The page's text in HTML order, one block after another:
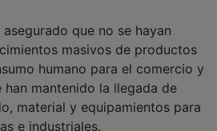
que no se hayan
masivos de productos
humano para el comercio y
han mantenido la llegada de
material y equipamientos para